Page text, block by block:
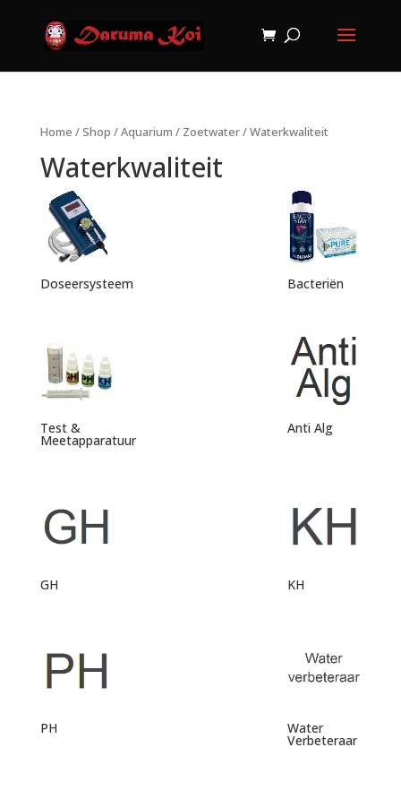
Home /Shop /Aquarium / Zoetwater/ Waterkwaliteit
Waterkwaliteit
Doseersysteem Bacteriën
Test &
Meetapparatuur
Anti Alg
GH KH
PH Water
Verbeteraar